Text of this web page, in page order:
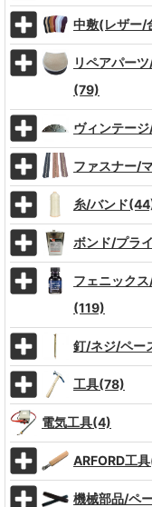
中敷(レザー/
リペアパー
(79)
ヴィンテー
ファスナー/
糸/バンド
ボンド/プラ
フェニック
(119)
釘/ネジ/ペー
工具(78)
電気工具(4)
ARFORD工
機械部品/ペ